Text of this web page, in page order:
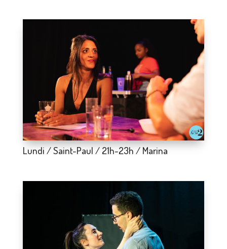
Lundi / Saint-Paul / 21h-23h / Marina